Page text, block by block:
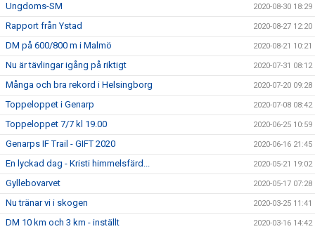
Ungdoms-SM 2020-08-30 18:29
Rapport från Ystad 2020-08-27 12:20
DM på 600/800 m i Malmö 2020-08-21 10:21
Nu är tävlingar igång på riktigt 2020-07-31 08:12
Många och bra rekord i Helsingborg 2020-07-20 09:28
Toppeloppet i Genarp 2020-07-08 08:42
Toppeloppet 7/7 kl 19.00 2020-06-25 10:59
Genarps IF Trail - GIFT 2020 2020-06-16 21:45
En lyckad dag - Kristi himmelsfärd... 2020-05-21 19:02
Gyllebovarvet 2020-05-17 07:28
Nu tränar vi i skogen 2020-03-25 11:41
DM 10 km och 3 km - inställt 2020-03-16 14:42